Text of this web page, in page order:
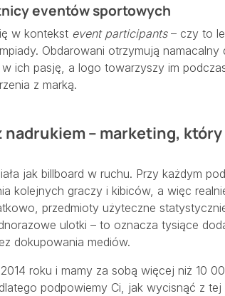
eventów sportowych
w kontekst event participants– czy to
Obdarowani otrzymują namacalny
ich pasję, a logo towarzyszy im
z marką.
– marketing,
jak billboard w ruchu. Przy każdym
kolejnych graczy i kibiców, a więc
przedmioty użyteczne
ulotki – to oznacza tysiące
dokupowania mediów.
roku i mamy za sobą więcej niż 10
podpowiemy Ci, jak wycisnąć z